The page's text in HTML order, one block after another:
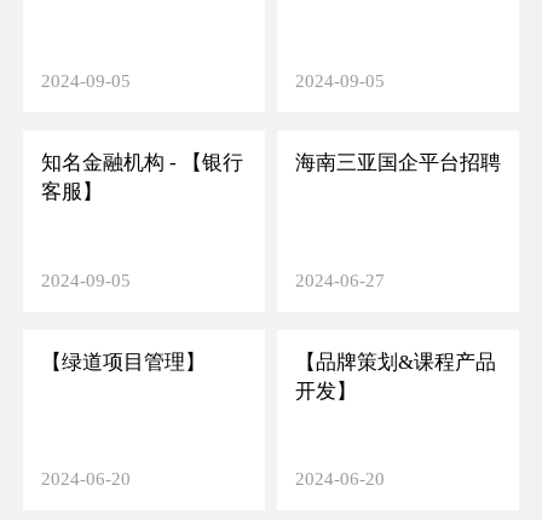
2024-09-05 2024-09-05
知名金融机构 - 【银行
客服】
2024-09-05
海南三亚国企平台招聘
2024-06-27
【绿道项目管理】
2024-06-20
【品牌策划&课程产品
开发】
2024-06-20